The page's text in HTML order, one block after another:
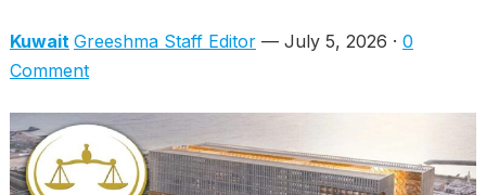
Kuwait Greeshma Staff Editor— July 5, 2026 · 0
Comment